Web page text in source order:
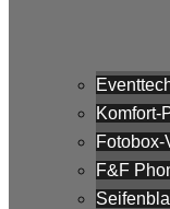
Komfort-
Fotobox-
F&F